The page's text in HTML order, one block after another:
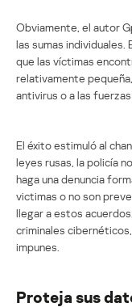
Obviamente, el autor
las sumas individuales.
que las víctimas
relativamente
antivirus o a las
El éxito estimuló al
leyes rusas, la policía
haga una denuncia
victimas o no son
llegar a estos
criminales
impunes.
Proteja sus